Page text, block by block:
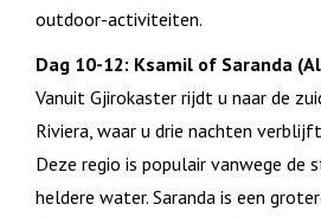
outdoor-activiteiten.
Dag 10-12: Ksamil of Saranda
Vanuit Gjirokaster rijdt u naar de
Riviera, waar u drie nachten
Deze regio is populair vanwege de
heldere water. Saranda is een